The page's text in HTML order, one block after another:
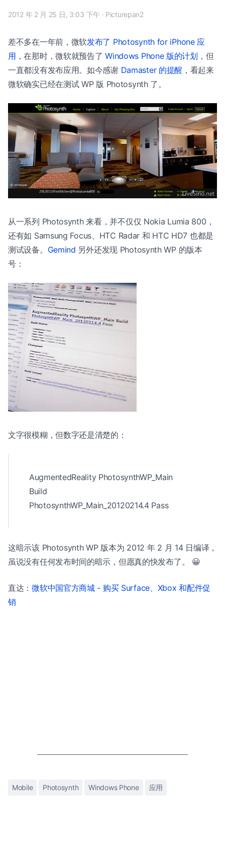
2012 年 2 月 25 日, 3:03 下午 · Picturepan2
差不多在一年前，微软发布了 Photosynth for iPhone 应
用 ，在那时，微软就预告了Windows Phone 版的计划 ，但
一直都没有发布应用。如今感谢 Damaster 的提醒 ，看起来
微软确实已经在测试 WP 版 Photosynth 了。
从一系列 Photosynth 来看，并不仅仅 Nokia Lumia 800，
还有如 Samsung Focus、HTC Radar 和 HTC HD7 也都是
测试设备。 Gemind 另外还发现 Photosynth WP 的版本
号：
文字很模糊，但数字还是清楚的：
AugmentedReality PhotosynthWP_Main
Build
PhotosynthWP_Main_20120214.4 Pass
这暗示该 Photosynth WP 版本为 2012 年 2 月 14 日编译，
虽说没有任何发布时间的暗示，但愿真的快发布了。 😀
直达：微软中国官方商城 - 购买 Surface、Xbox 和配件促
销
Mobile Photosynth Windows Phone 应用